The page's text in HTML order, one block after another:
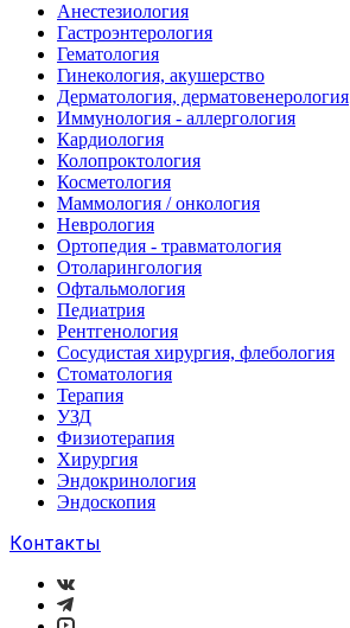
Анестезиология
Гастроэнтерология
Гематология
Гинекология, акушерство
Дерматология, дерматовенерология
Иммунология - аллергология
Кардиология
Колопроктология
Косметология
Маммология / онкология
Неврология
Ортопедия - травматология
Отоларингология
Офтальмология
Педиатрия
Рентгенология
Сосудистая хирургия, флебология
Стоматология
Терапия
УЗД
Физиотерапия
Хирургия
Эндокринология
Эндоскопия
Контакты